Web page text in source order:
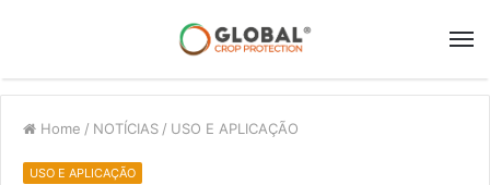
Home / NOTÍCIAS / USO E APLICAÇÃO
USO E APLICAÇÃO